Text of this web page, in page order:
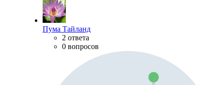
Пума Тайланд
2 ответа
0 вопросов